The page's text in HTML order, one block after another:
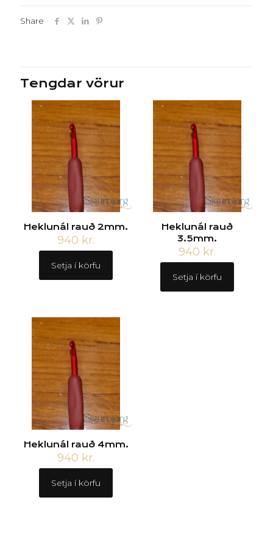
Share
Tengdar vörur
Heklunál rauð 2mm.
940 kr.
Setja í körfu
Heklunál rauð
3.5mm.
940 kr.
Setja í körfu
Heklunál rauð 4mm.
940 kr.
Setja í körfu